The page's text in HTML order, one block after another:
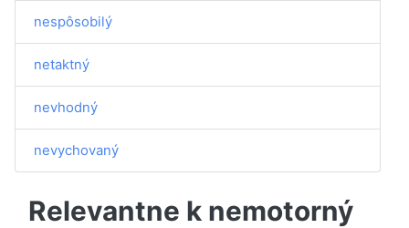
nespôsobilý
netaktný
nevhodný
nevychovaný
Relevantne k nemotorný